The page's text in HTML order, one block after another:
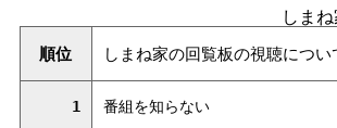
しま
順位 しまね家の回覧板の視聴につい
1 番組を知らない